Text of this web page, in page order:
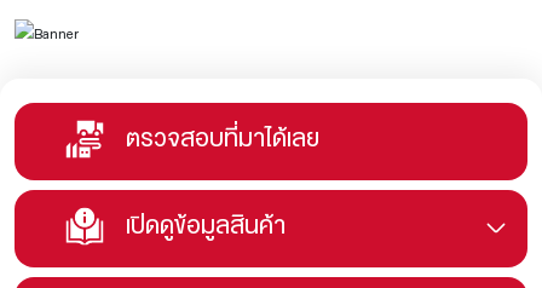
ตรวจสอบที่มาได้เลย
เปิดดูข้อมูลสินค้า